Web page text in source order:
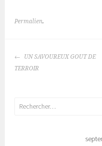
Permalien.
NAVIGATION
DES
UN SAVOUREUX GOUT DE
TERROIR
Rechercher :